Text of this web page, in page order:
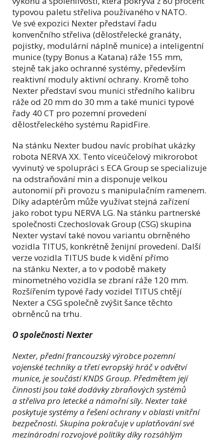
typovou paletu střeliva používaného v NATO.
Ve své expozici Nexter představí řadu
konvenčního střeliva (dělostřelecké granáty,
pojistky, modulární náplně munice) a inteligentní
munice (typy Bonus a Katana) ráže 155 mm,
stejně tak jako ochranné systémy, především
reaktivní moduly aktivní ochrany. Kromě toho
Nexter představí svou munici středního kalibru
ráže od 20 mm do 30 mm a také munici typové
řady 40 CT pro pozemní provedení
dělostřeleckého systému RapidFire.
Na stánku Nexter budou navíc probíhat ukázky
robota NERVA XX. Tento víceúčelový mikrorobot
vyvinutý ve spolupráci s ECA Group se specializuje
na odstraňování min a disponuje velkou
autonomií při provozu s manipulačním ramenem.
Díky adaptérům může využívat stejná zařízení
jako robot typu NERVA LG. Na stánku partnerské
společnosti Czechoslovak Group (CSG) skupina
Nexter vystaví také novou variantu obrněného
vozidla TITUS, konkrétně ženijní provedení. Další
verze vozidla TITUS bude k vidění přímo
na stánku Nexter, a to v podobě makety
minometného vozidla se zbraní ráže 120 mm.
Rozšířením typové řady vozidel TITUS chtějí
Nexter a CSG společně zvýšit šance těchto
obrněnců na trhu.
O společnosti Nexter
Nexter, přední francouzský výrobce pozemní
vojenské techniky a třetí evropský hráč v odvětví
munice, je součástí KNDS Group. Předmětem její
činnosti jsou také dodávky zbraňových systémů
a střeliva pro letecké a námořní síly. Nexter také
poskytuje systémy a řešení ochrany v oblasti vnitřní
bezpečnosti. Skupina pokračuje v uplatňování své
mezinárodní rozvojové politiky díky rozsáhlým